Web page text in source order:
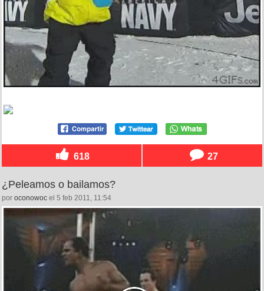
618 27
¿Peleamos o bailamos?
por oconowoc el 5 feb 2011, 11:54